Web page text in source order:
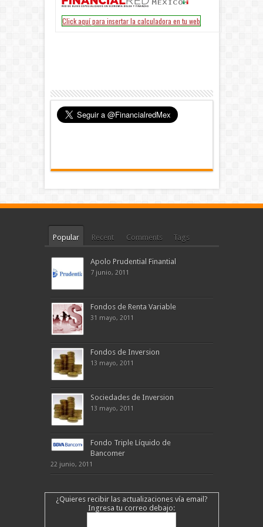
Popular Recent Comments Tags
Apolo Prudential Finantial
7 junio, 2011
Fondos de Renta Variable
31 mayo, 2011
Fondos de Inversion
13 mayo, 2011
Sociedades de Inversion
13 mayo, 2011
Fondo Triple Líquido de
Bancomer
22 junio, 2011
¿Quieres recibir las actualizaciones vía email?
Ingresa tu correo debajo: